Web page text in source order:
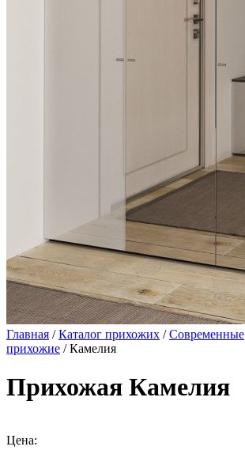
Главная /Каталог прихожих /Современные
прихожие / Камелия
Прихожая Камелия
Цена: